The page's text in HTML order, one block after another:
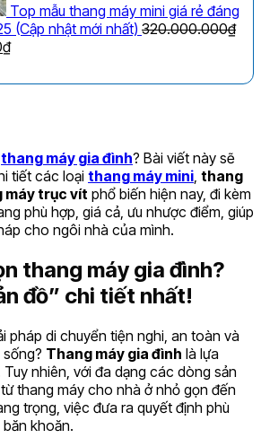
Top mẫu thang máy mini giá rẻ đáng
(Cập nhật mới nhất) 320.000.000₫
₫Giá
tại
thang máy gia đình? Bài viết này sẽ
tiết các loại thang máy mini thang
máy trục vít phổ biến hiện nay, đi kèm
phù hợp, giá cả, ưu nhược điểm, giúp
cho ngôi nhà của mình.
thang máy gia đình?
đồ” chi tiết nhất!
pháp di chuyển tiện nghi, an toàn và
Thang máy gia đình là lựa
nhiên, với đa dạng các dòng sản
thang máy cho nhà ở nhỏ gọn đến
trọng, việc đưa ra quyết định phù
khoăn.